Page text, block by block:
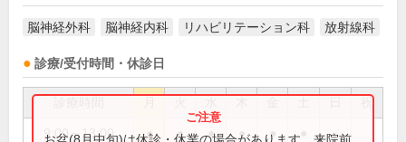
脳神経外科 脳神経内科 リハビリテーション科 放射線科
診療/受付時間・休診日
祝
9:00～13:00 ● ● ● ● ●
お盆(8月中旬)は休診・休業の場合があります。来院前